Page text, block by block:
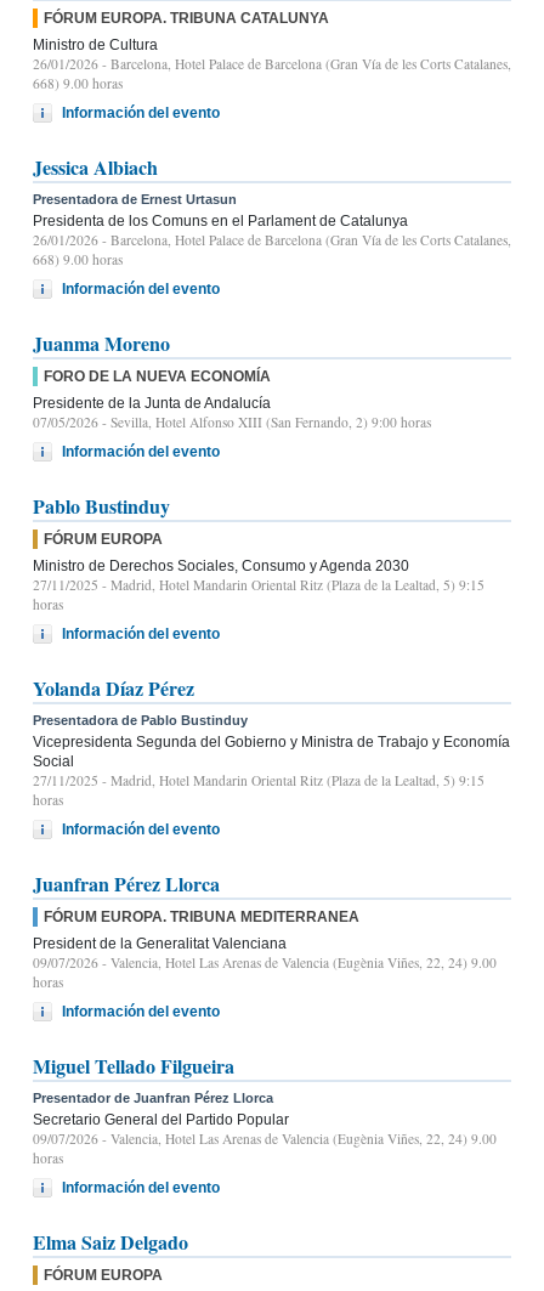
FÓRUM EUROPA. TRIBUNA CATALUNYA
Ministro de Cultura
26/01/2026 - Barcelona, Hotel Palace de Barcelona (Gran Vía de les Corts Catalanes,
668) 9.00 horas
Información del evento
Jessica Albiach
Presentadora de Ernest Urtasun
Presidenta de los Comuns en el Parlament de Catalunya
26/01/2026 - Barcelona, Hotel Palace de Barcelona (Gran Vía de les Corts Catalanes,
668) 9.00 horas
Información del evento
Juanma Moreno
FORO DE LA NUEVA ECONOMÍA
Presidente de la Junta de Andalucía
07/05/2026 - Sevilla, Hotel Alfonso XIII (San Fernando, 2) 9:00 horas
Información del evento
Pablo Bustinduy
FÓRUM EUROPA
Ministro de Derechos Sociales, Consumo y Agenda 2030
27/11/2025 - Madrid, Hotel Mandarin Oriental Ritz (Plaza de la Lealtad, 5) 9:15
horas
Información del evento
Yolanda Díaz Pérez
Presentadora de Pablo Bustinduy
Vicepresidenta Segunda del Gobierno y Ministra de Trabajo y Economía
Social
27/11/2025 - Madrid, Hotel Mandarin Oriental Ritz (Plaza de la Lealtad, 5) 9:15
horas
Información del evento
Juanfran Pérez Llorca
FÓRUM EUROPA. TRIBUNA MEDITERRANEA
President de la Generalitat Valenciana
09/07/2026 - Valencia, Hotel Las Arenas de Valencia (Eugènia Viñes, 22, 24) 9.00
horas
Información del evento
Miguel Tellado Filgueira
Presentador de Juanfran Pérez Llorca
Secretario General del Partido Popular
09/07/2026 - Valencia, Hotel Las Arenas de Valencia (Eugènia Viñes, 22, 24) 9.00
horas
Información del evento
Elma Saiz Delgado
FÓRUM EUROPA